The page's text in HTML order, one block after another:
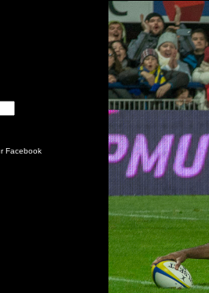
Facebook